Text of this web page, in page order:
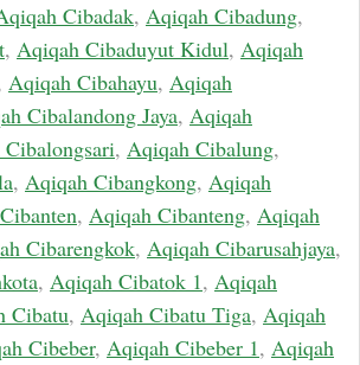
Cibadak, Aqiqah Cibadung,
, Aqiqah Cibaduyut Kidul, Aqiqah
Aqiqah Cibahayu, Aqiqah
Cibalandong Jaya, Aqiqah
, Aqiqah Cibalung,
, Aqiqah Cibangkong, Aqiqah
, Aqiqah Cibanteng, Aqiqah
Cibarengkok, Aqiqah Cibarusahjaya,
, Aqiqah Cibatok 1, Aqiqah
Cibatu, Aqiqah Cibatu Tiga, Aqiqah
Cibeber, Aqiqah Cibeber 1, Aqiqah